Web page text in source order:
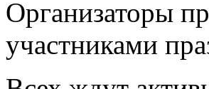
Организаторы
участниками